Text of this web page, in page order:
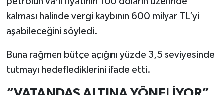
kalması halinde vergi kaybının 600 milyar TL’yi
aşabileceğini söyledi.
Buna rağmen bütçe açığını yüzde 3,5 seviyesinde
tutmayı hedeflediklerini ifade etti.